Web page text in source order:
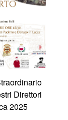
Direttori
2025